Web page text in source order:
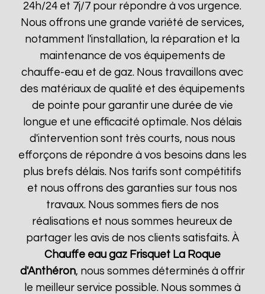
24h/24 et 7j/7 pour répondre à vos urgence.
Nous offrons une grande variété de services,
notamment l'installation, la réparation et la
maintenance de vos équipements de
chauffe-eau et de gaz. Nous travaillons avec
des matériaux de qualité et des équipements
de pointe pour garantir une durée de vie
longue et une efficacité optimale. Nos délais
d'intervention sont très courts, nous nous
efforçons de répondre à vos besoins dans les
plus brefs délais. Nos tarifs sont compétitifs
et nous offrons des garanties sur tous nos
travaux. Nous sommes fiers de nos
réalisations et nous sommes heureux de
partager les avis de nos clients satisfaits. À
Chauffe eau gaz Frisquet La Roque
d'Anthéron, nous sommes déterminés à offrir
le meilleur service possible. Nous sommes à